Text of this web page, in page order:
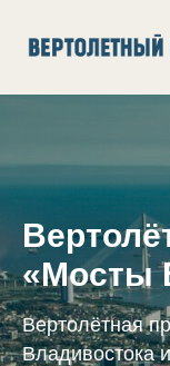
«Мосты
Вертолётная
Владивостока